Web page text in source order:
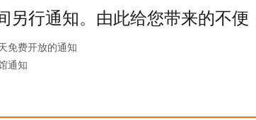
另行通知。 由此给您带来的不便
免费开放的通知
通知